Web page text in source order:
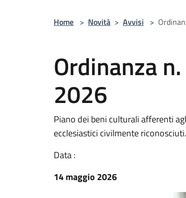
Home > Novità > Avvisi >
Ordinanza
2026
Piano dei beni culturali afferenti
ecclesiastici civilmente
Data :
14 maggio 2026